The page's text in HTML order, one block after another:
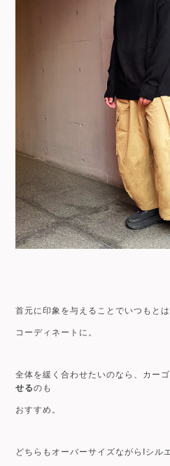
首元に印象を与えることでいつもと
コーディネートに。
全体を緩く合わせたいのなら、カー
せるのも
おすすめ。
どちらもオーバーサイズながらIシル